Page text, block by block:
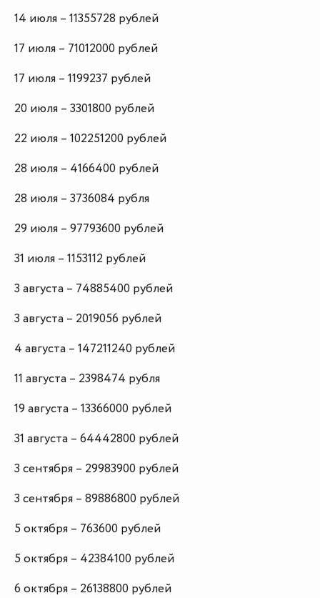
14 июля – 11355728 рублей
17 июля – 71012000 рублей
17 июля – 1199237 рублей
20 июля – 3301800 рублей
22 июля – 102251200 рублей
28 июля – 4166400 рублей
28 июля – 3736084 рубля
29 июля – 97793600 рублей
31 июля – 1153112 рублей
3 августа – 74885400 рублей
3 августа – 2019056 рублей
4 августа – 147211240 рублей
11 августа – 2398474 рубля
19 августа – 13366000 рублей
31 августа – 64442800 рублей
3 сентября – 29983900 рублей
3 сентября – 89886800 рублей
5 октября – 763600 рублей
5 октября – 42384100 рублей
6 октября – 26138800 рублей